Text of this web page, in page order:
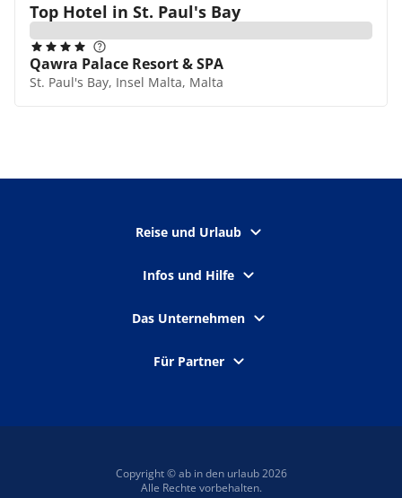
Top Hotel in St. Paul's Bay
Qawra Palace Resort & SPA
St. Paul's Bay, Insel Malta, Malta
Reise und Urlaub
Infos und Hilfe
Das Unternehmen
Für Partner
Copyright © ab in den urlaub 2026
Alle Rechte vorbehalten.